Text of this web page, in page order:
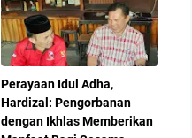
Perayaan Idul Adha,
Hardizal: Pengorbanan
dengan Ikhlas Memberikan